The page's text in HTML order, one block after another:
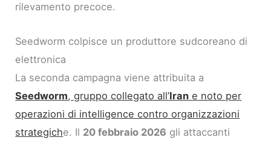
rilevamento precoce.
Seedworm colpisce un produttore sudcoreano di
elettronica
La seconda campagna viene attribuita a
Seedworm, gruppo collegato all’Iran e noto per
operazioni di intelligence contro organizzazioni
strategiche. Il 20 febbraio 2026 gli attaccanti